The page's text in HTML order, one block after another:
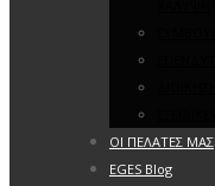
ΟΙ ΠΕΛΑΤΕΣ ΜΑΣ
EGES Blog